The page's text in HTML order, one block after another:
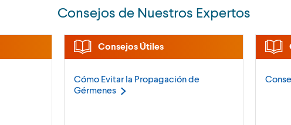
Consejos de Nuestros Expertos
Consejos Útiles
Cómo Evitar la Propagación de
Gérmenes